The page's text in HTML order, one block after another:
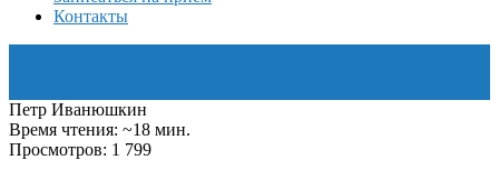
Контакты
Петр Иванюшкин
Время чтения: ~18 мин.
Просмотров: 1 799